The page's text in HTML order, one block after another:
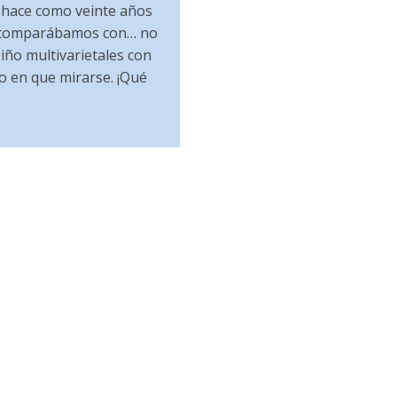
como veinte años
con… no
multivarietales con
en que mirarse. ¡Qué